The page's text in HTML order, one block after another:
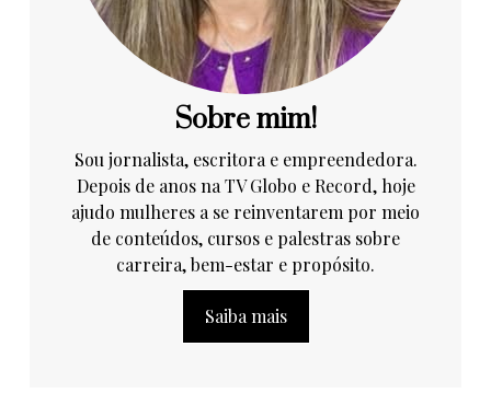
Sobre mim!
Sou jornalista, escritora e empreendedora.
Depois de anos na TV Globo e Record, hoje
ajudo mulheres a se reinventarem por meio
de conteúdos, cursos e palestras sobre
carreira, bem-estar e propósito.
Saiba mais